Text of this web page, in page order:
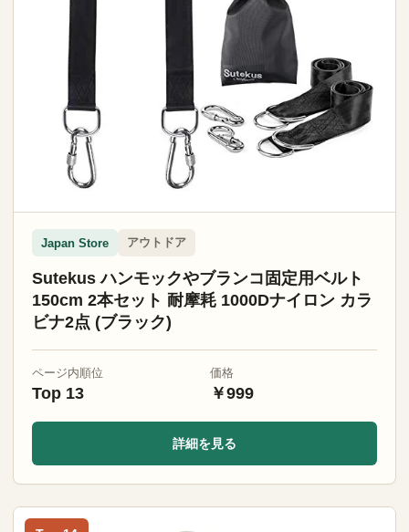
Japan Store アウトドア
Sutekus ハンモックやブランコ固定用ベルト
150cm 2本セット 耐摩耗 1000Dナイロン カラ
ビナ2点 (ブラック)
ページ内順位
Top 13
価格
￥999
詳細を見る